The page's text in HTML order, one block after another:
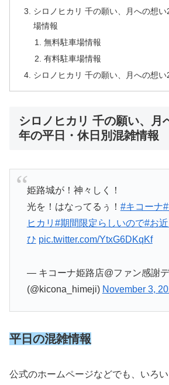
シロノヒカリ 千の願い、月への想
場情報
無料駐車場情報
有料駐車場情報
シロノヒカリ 千の願い、月への想
シロノヒカリ 千の願い、月
年の平日・休日別混雑情報
姫路城が！神々しく！
光を！はなってるぅ！ #キコーナ
ヒカリ #期間限定らしいので#お
ひ pic.twitter.com/YtxG6DKqKf
— キコーナ姫路店@ファン感謝デ
(@kicona_himeji) November 3,
平日の混雑情報
公式のホームページなどでも、いろ